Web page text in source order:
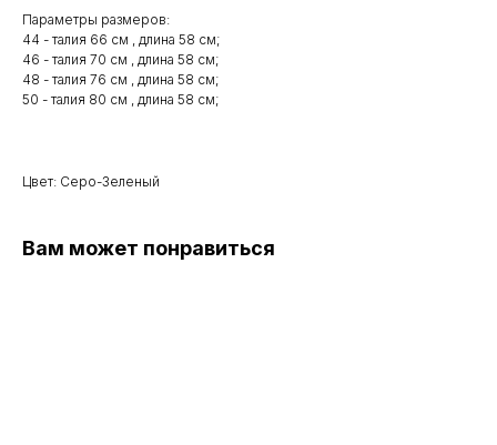
Параметры размеров:
44 - талия 66 см , длина 58 см;
46 - талия 70 см , длина 58 см;
48 - талия 76 см , длина 58 см;
50 - талия 80 см , длина 58 см;
Цвет: Серо-Зеленый
Вам может понравиться